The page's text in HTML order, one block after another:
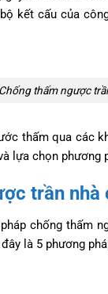
kết cấu của
Chống thấm ngược
thấm qua các
lựa chọn
trần nhà
chống thấm
là 5 phương